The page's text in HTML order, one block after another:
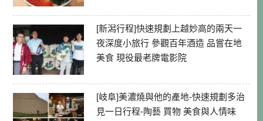
[新潟行程]快速規劃上越妙高的兩天一
夜深度小旅行 參觀百年酒造 品嘗在地
美食 現役最老牌電影院
[岐阜]美濃燒與他的產地-快速規劃多治
見一日行程-陶藝 買物 美食與人情味